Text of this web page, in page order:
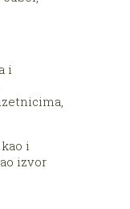
i
i
izvor